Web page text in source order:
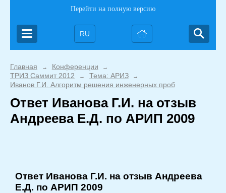
Перейти на полную версию
RU
Главная → Конференции →
ТРИЗ Саммит 2012 → Тема: АРИЗ →
Иванов Г.И. Алгоритм решения инженерных проблем АРИП-
Ответ Иванова Г.И. на отзыв
Андреева Е.Д. по АРИП 2009
Ответ Иванова Г.И. на отзыв Андреева
Е.Д. по АРИП 2009